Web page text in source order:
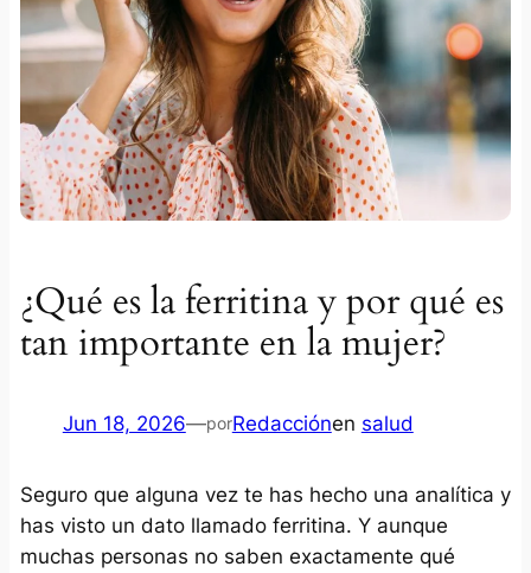
¿Qué es la ferritina y por qué es
tan importante en la mujer?
Jun 18, 2026—porRedacciónen salud
Seguro que alguna vez te has hecho una analítica y
has visto un dato llamado ferritina. Y aunque
muchas personas no saben exactamente qué